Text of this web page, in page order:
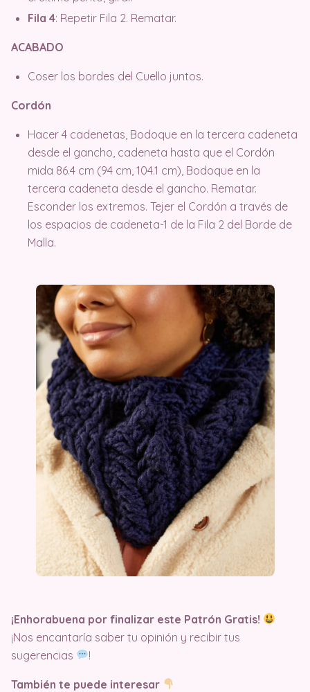
Fila 4: Repetir Fila 2. Rematar.
ACABADO
Coser los bordes del Cuello juntos.
Cordón
Hacer 4 cadenetas, Bodoque en la tercera cadeneta
desde el gancho, cadeneta hasta que el Cordón
mida 86.4 cm (94 cm, 104.1 cm), Bodoque en la
tercera cadeneta desde el gancho. Rematar.
Esconder los extremos. Tejer el Cordón a través de
los espacios de cadeneta-1 de la Fila 2 del Borde de
Malla.
¡Enhorabuena por finalizar este Patrón Gratis!
¡Nos encantaría saber tu opinión y recibir tus
sugerencias
!
También te puede interesar